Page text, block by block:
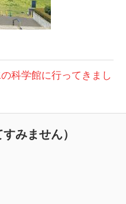
科学館に行ってきまし
みません）